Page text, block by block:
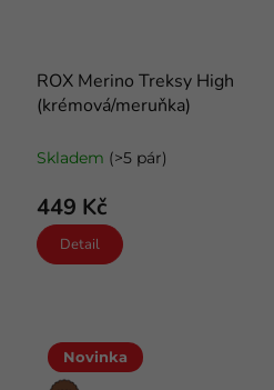
ROX Merino Treksy High
(krémová/meruňka)
ponožky
Skladem (>5 pár)
449 Kč
Detail
Novinka